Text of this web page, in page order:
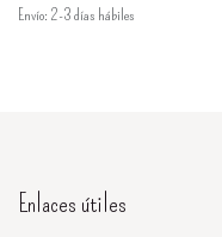
Envío: 2-3 días hábiles
Enlaces útiles